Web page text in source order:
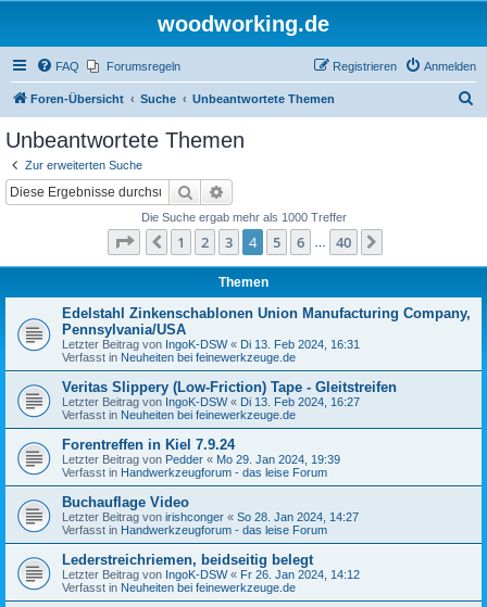
woodworking.de
FAQ Forumsregeln Anmelden
Registrieren
Foren-Übersicht Suche Unbeantwortete Themen
Unbeantwortete Themen
Zur erweiterten Suche
Suche
Die Suche ergab mehr als 1000 Treffer
Seite von
Vorherige
1 2 3 4 5 6 40
Themen
Edelstahl Zinkenschablonen Union Manufacturing Company,
Pennsylvania/USA
Letzter Beitrag von IngoK-DSW« Di 13. Feb 2024, 16:31
Verfasst in Neuheiten bei feinewerkzeuge.de
Veritas Slippery (Low-Friction) Tape - Gleitstreifen
Letzter Beitrag von IngoK-DSW« Di 13. Feb 2024, 16:27
Verfasst in Neuheiten bei feinewerkzeuge.de
Forentreffen in Kiel 7.9.24
Letzter Beitrag von Pedder « Mo 29. Jan 2024, 19:39
Verfasst in Handwerkzeugforum - das leise Forum
Buchauflage Video
Letzter Beitrag von irishconger « So 28. Jan 2024, 14:27
Verfasst in Handwerkzeugforum - das leise Forum
Lederstreichriemen, beidseitig belegt
Letzter Beitrag von IngoK-DSW« Fr 26. Jan 2024, 14:12
Verfasst in Neuheiten bei feinewerkzeuge.de